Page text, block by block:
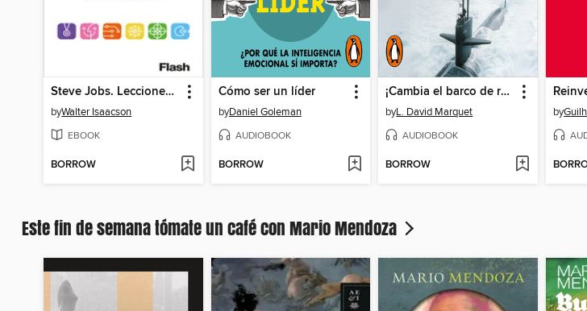
Steve Jobs. Lecciones de liderazgo
byWalter Isaacson
EBOOK
BORROW
Cómo ser un líder
byDaniel Goleman
AUDIOBOOK
BORROW
¡Cambia el barco de rumbo!
byL. David Marquet
AUDIOBOOK
BORROW
by
Este fin de semana tómate un café con Mario Mendoza